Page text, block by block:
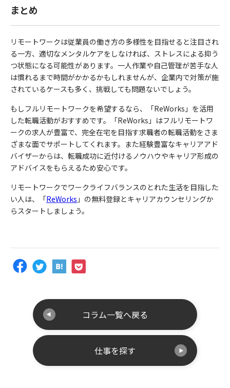
まとめ
リモートワークは従業員の働き方の多様性を目指せると注目され
る一方、適切なメンタルケアをしなければ、ストレスによる抑う
つ状態になる可能性があります。一人作業や自己管理が苦手な人
は慣れるまで時間がかかるかもしれませんが、企業内で対策が施
されているケースも多く、挑戦しても問題ないでしょう。
もしフルリモートワークを希望するなら、「ReWorks 」を活用
した転職活動がおすすめです。「ReWorks 」はフルリモートワ
ークの求人が豊富で、完全在宅を目指す求職者の転職活動をさま
ざまな面でサポートしてくれます。また経験豊富なキャリアアド
バイザーからは、転職成功に近付けるノウハウやキャリア形成の
アドバイスをもらえるため安心です。
リモートワークでワークライフバランスのとれた生活を目指した
い人は、「ReWorks 」の無料登録とキャリアカウンセリングか
らスタートしましょう。
コラム一覧へ戻る
仕事を探す